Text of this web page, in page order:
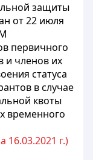
защиты
от 22 июля
первичного
и членов их
статуса
в случае
квоты
временного
16.03.2021 г.)